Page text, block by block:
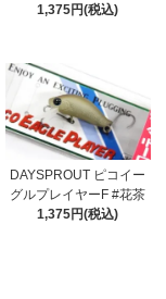
1,375円(税込)
DAYSPROUT ピコイー
グルプレイヤーF #花茶
1,375円(税込)